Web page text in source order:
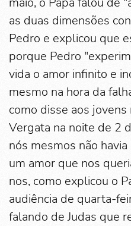
as duas dimensões
Pedro e explicou que
porque Pedro
vida o amor infinito e
mesmo na hora da
como disse aos
Vergata na noite de 2
nós mesmos não
um amor que nos
nos, como explicou o
audiência de quarta-
falando de Judas que